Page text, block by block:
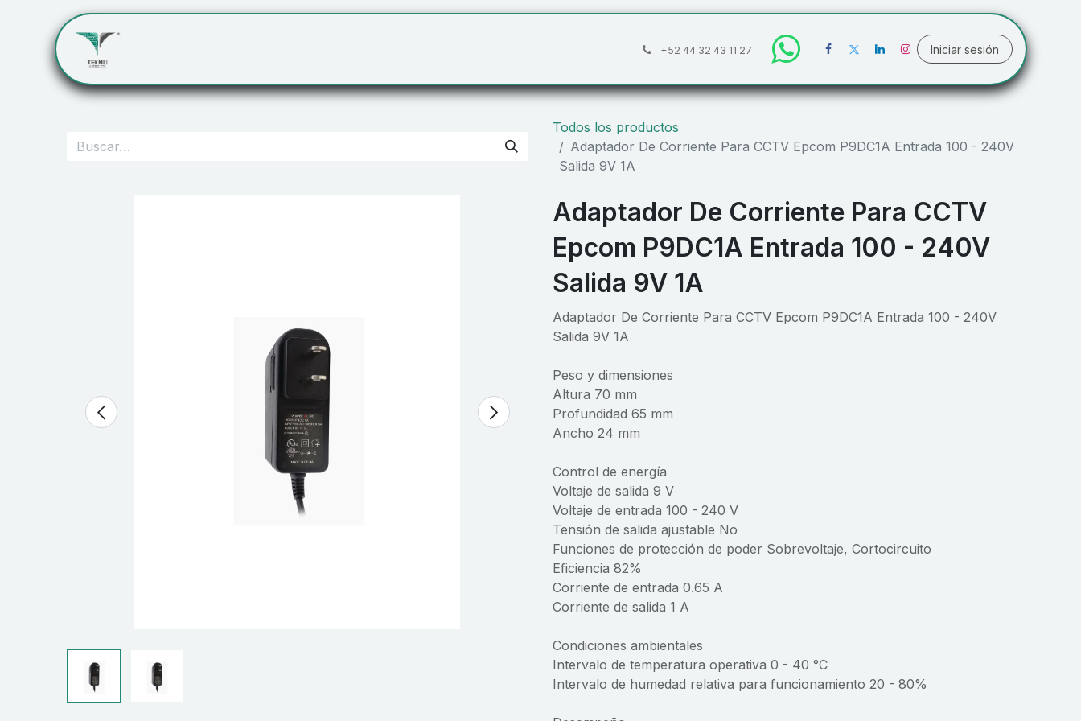
+52 44 32 43 11 27 Iniciar sesión
Todos los productos
Adaptador De Corriente Para CCTV Epcom P9DC1A Entrada 100 - 240V
Salida 9V 1A
Adaptador De Corriente Para CCTV
Epcom P9DC1A Entrada 100 - 240V
Salida 9V 1A
Adaptador De Corriente Para CCTV Epcom P9DC1A Entrada 100 - 240V
Salida 9V 1A
Peso y dimensiones
Altura 70 mm
Profundidad 65 mm
Ancho 24 mm
Control de energía
Voltaje de salida 9 V
Voltaje de entrada 100 - 240 V
Tensión de salida ajustable No
Funciones de protección de poder Sobrevoltaje, Cortocircuito
Eficiencia 82%
Corriente de entrada 0.65 A
Corriente de salida 1 A
Condiciones ambientales
Intervalo de temperatura operativa 0 - 40 °C
Intervalo de humedad relativa para funcionamiento 20 - 80%